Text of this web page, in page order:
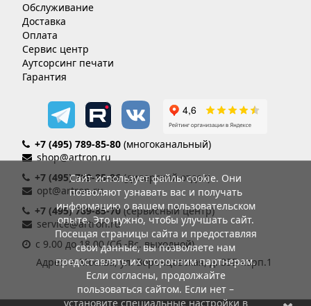
Обслуживание
Доставка
Оплата
Сервис центр
Аутсорсинг печати
Гарантия
+7 (495) 789-85-80 (многоканальный)
shop@artron.ru
+7 (495) 789-85-86(дилерский отдел)
opt@artron.ru
+7 (495) 789-85-70 (сервисный центр)
service@artron.ru
с 9.00 до 18.00 (Сб.-Вс. выходной)
Адрес: г. Москва, ул. Воронцовская, д. 35Б корп.1
Сайт использует файлы cookie. Они
позволяют узнавать вас и получать
информацию о вашем пользовательском
опыте. Это нужно, чтобы улучшать сайт.
Посещая страницы сайта и предоставляя
свои данные, вы позволяете нам
предоставлять их сторонним партнерам.
Если согласны, продолжайте
пользоваться сайтом. Если нет –
установите специальные настройки в